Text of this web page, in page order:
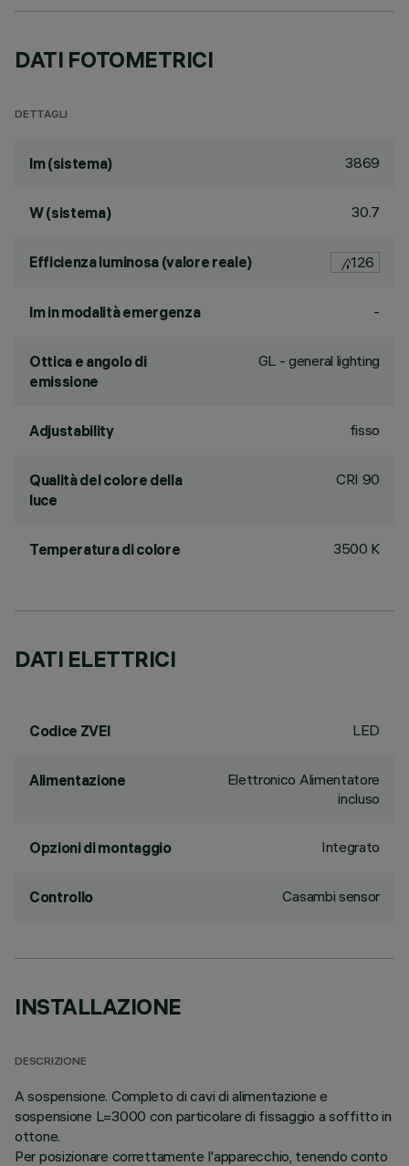
DATI FOTOMETRICI
DETTAGLI
lm (sistema) 3869
W (sistema) 30.7
Efficienza luminosa (valore reale) 126
lm in modalità emergenza -
Ottica e angolo di
emissione
GL - general lighting
Adjustability fisso
Qualità del colore della
luce
CRI 90
Temperatura di colore 3500 K
DATI ELETTRICI
Codice ZVEI LED
Alimentazione
Elettronico Alimentatore
incluso
Opzioni di montaggio Integrato
Controllo Casambi sensor
INSTALLAZIONE
DESCRIZIONE
A sospensione. Completo di cavi di alimentazione e
sospensione L=3000 con particolare di fissaggio a soffitto in
ottone.
Per posizionare correttamente l'apparecchio, tenendo conto